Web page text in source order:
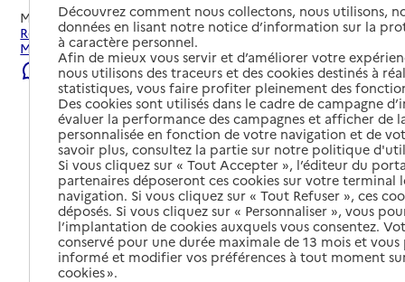
Mis à jour le23/07/2026
Rechercher les établissements et services autour de Le
Morne-Rouge.
Signaler une erreur
Découvrez comment nous collectons, nous utilisons,
données en lisant notre notice d’information sur la
à caractère personnel.
Afin de mieux vous servir et d’améliorer votre
nous utilisons des traceurs et des cookies destinés à
statistiques, vous faire profiter pleinement des
Des cookies sont utilisés dans le cadre de campagne
évaluer la performance des campagnes et afficher de
personnalisée en fonction de votre navigation et de
savoir plus, consultez la partie sur notre politique
Si vous cliquez sur « Tout Accepter », l’éditeur du
partenaires déposeront ces cookies sur votre terminal
navigation. Si vous cliquez sur « Tout Refuser », ces
déposés. Si vous cliquez sur « Personnaliser », vous
l’implantation de cookies auxquels vous consentez.
conservé pour une durée maximale de 13 mois et
informé et modifier vos préférences à tout moment
cookies ».